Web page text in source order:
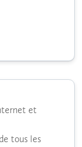
et
tous les